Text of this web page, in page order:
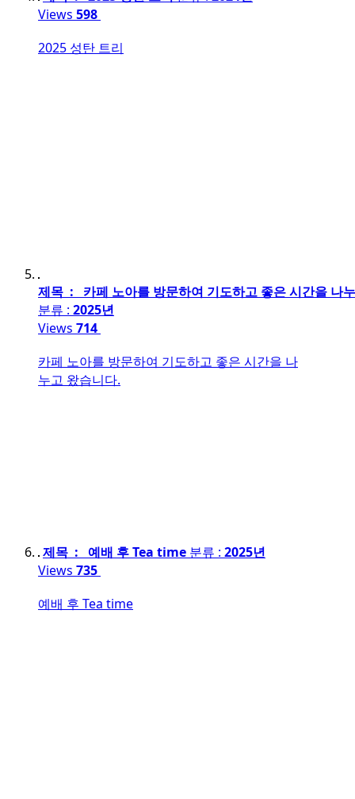
Views 598
2025 성탄 트리
제목 : 카페 노아를 방문하여 기도하고 좋은 시간을 나
분류 : 2025년
Views 714
카페 노아를 방문하여 기도하고 좋은 시간을 나
누고 왔습니다.
제목 : 예배 후 Tea time 분류 : 2025년
Views 735
예배 후 Tea time